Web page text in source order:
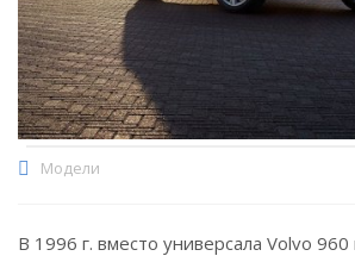
Модели
В 1996 г. вместо универсала Volvo